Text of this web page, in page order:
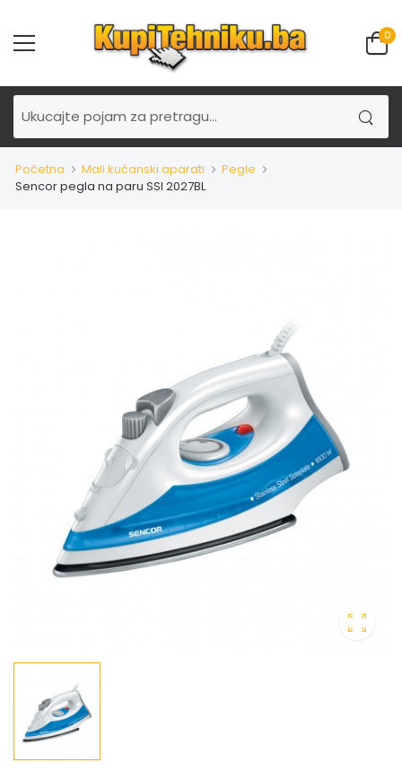
0
Početna Mali kućanski aparati
Pegle
Sencor pegla na paru SSI 2027BL